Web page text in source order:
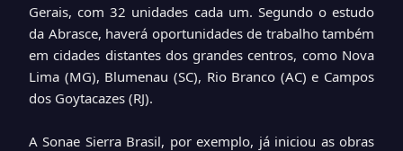
Gerais, com 32 unidades cada um. Segundo o estudo
da Abrasce, haverá oportunidades de trabalho também
em cidades distantes dos grandes centros, como Nova
Lima (MG), Blumenau (SC), Rio Branco (AC) e Campos
dos Goytacazes (RJ).
A Sonae Sierra Brasil, por exemplo, já iniciou as obras